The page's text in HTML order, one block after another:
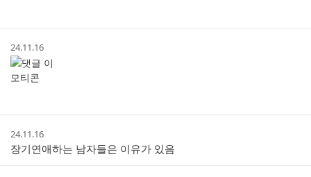
작
성
시
간
24.11.16
작
성
시
간
24.11.16
장기연애하는 남자들은 이유가 있음